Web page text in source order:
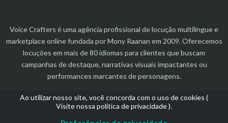
Ao utilizar nosso site, você concorda com o uso de cookies (
Visite nossa política de privacidade).
Voice Crafters é uma agência profissional de locução multilíngue e
marketplace online fundada por Mony Raanan em 2009. Oferecemos
locuções em mais de 80 idiomas para clientes que buscam
campanhas de destaque, narrativas visuais impactantes ou
performances marcantes de personagens.